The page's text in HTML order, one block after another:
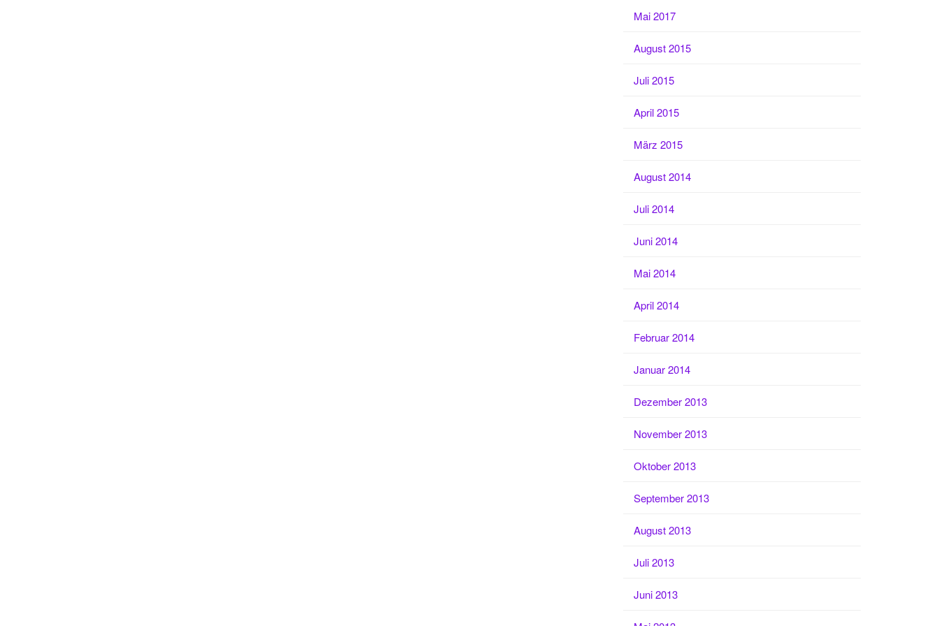
Mai 2017
August 2015
Juli 2015
April 2015
März 2015
August 2014
Juli 2014
Juni 2014
Mai 2014
April 2014
Februar 2014
Januar 2014
Dezember 2013
November 2013
Oktober 2013
September 2013
August 2013
Juli 2013
Juni 2013